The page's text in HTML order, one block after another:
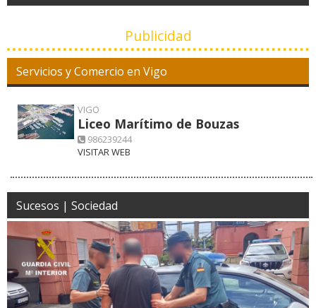
Publicidad
Servicios y Comercio en Vigo
VIGO
Liceo Marítimo de Bouzas
986239244
VISITAR WEB
Sucesos | Sociedad